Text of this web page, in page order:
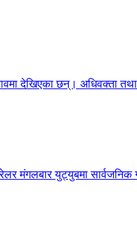
देखिएका छन्। अधिवक्ता
मंगलबार युट्युबमा